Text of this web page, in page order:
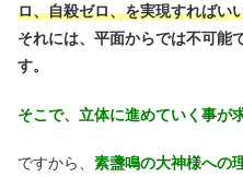
ロ、自殺ゼロ、を実現すればい
それには、平面からでは不可能
す。
そこで、立体に進めていく事が
ですから、 素盞鳴の大神様への